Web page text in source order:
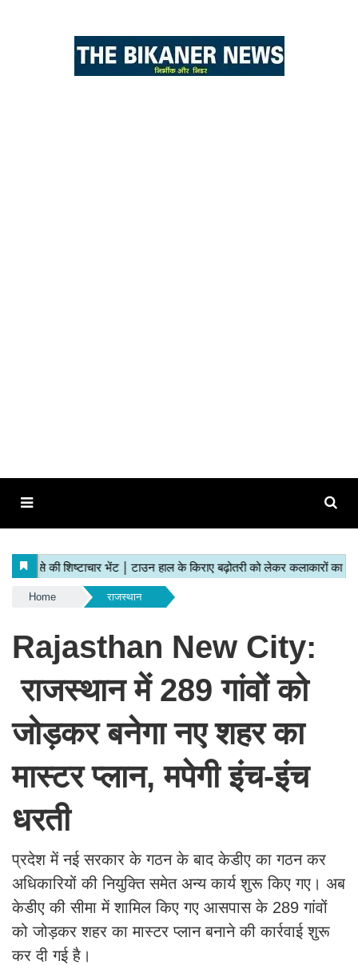
Home राजस्थान
Rajasthan New City:
राजस्थान में 289 गांवों को
जोड़कर बनेगा नए शहर का
मास्टर प्लान, मपेगी इंच-इंच
धरती
प्रदेश में नई सरकार के गठन के बाद केडीए का गठन कर
अधिकारियों की नियुक्ति समेत अन्य कार्य शुरू किए गए। अब
केडीए की सीमा में शामिल किए गए आसपास के 289 गांवों
को जोड़कर शहर का मास्टर प्लान बनाने की कार्रवाई शुरू
कर दी गई है।